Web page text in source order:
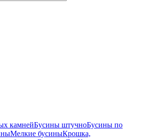
камнейБусины штучноБусины по
Мелкие бусиныКрошка,